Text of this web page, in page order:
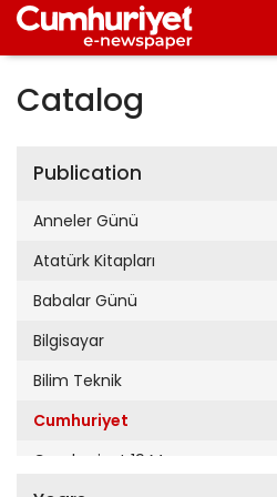
Catalog
Publication
Anneler Günü
Atatürk Kitapları
Babalar Günü
Bilgisayar
Bilim Teknik
Cumhuriyet
Cumhuriyet 19 Mayıs